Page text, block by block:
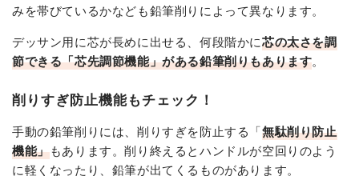
みを帯びているかなども鉛筆削りによって異なります。
デッサン用に芯が長めに出せる、何段階かに芯の太さを調
節できる「芯先調節機能」がある鉛筆削りもあります。
削りすぎ防止機能もチェック！
手動の鉛筆削りには、削りすぎを防止する「無駄削り防止
機能」もあります。削り終えるとハンドルが空回りのよう
に軽くなったり、鉛筆が出てくるものがあります。